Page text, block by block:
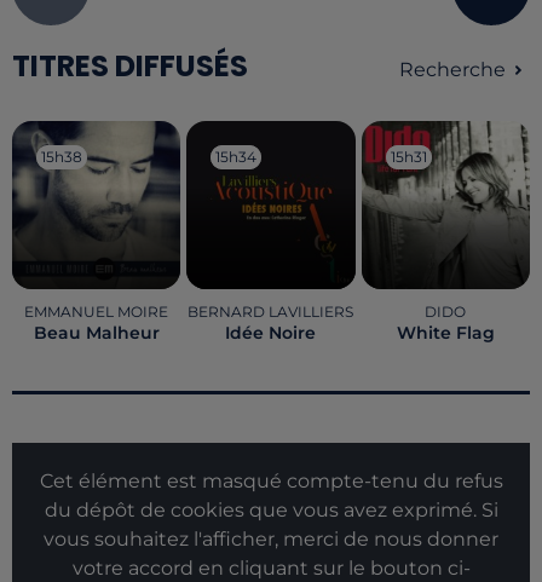
TITRES DIFFUSÉS Recherche
15h38
15h38
EMMANUEL MOIRE
Beau Malheur
15h34
15h34
BERNARD LAVILLIERS
Idée Noire
15h31
15h31
DIDO
White Flag
Cet élément est masqué compte-tenu du refus
du dépôt de cookies que vous avez exprimé. Si
vous souhaitez l'afficher, merci de nous donner
votre accord en cliquant sur le bouton ci-